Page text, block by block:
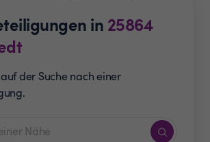
in 25864
der Suche nach einer